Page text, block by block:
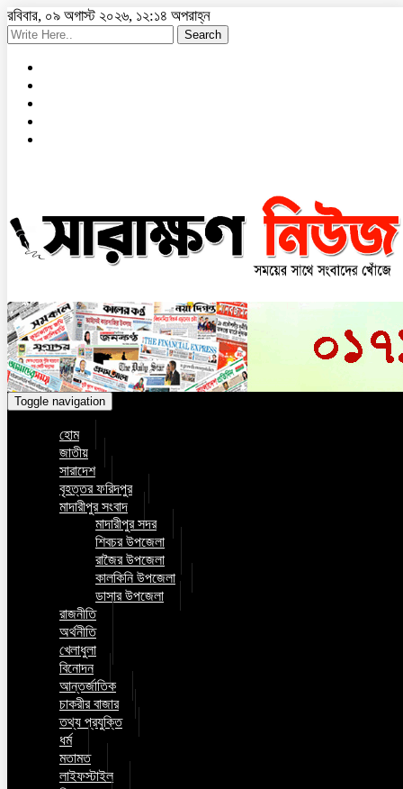
রবিবার, ০৯ অগাস্ট ২০২৬, ১২:১৪ অপরাহ্ন
Search
Toggle navigation
হোম
জাতীয়
সারাদেশ
বৃহত্তর ফরিদপুর
মাদারীপুর সংবাদ
মাদারীপুর সদর
শিবচর উপজেলা
রাজৈর উপজেলা
কালকিনি উপজেলা
ডাসার উপজেলা
রাজনীতি
অর্থনীতি
খেলাধুলা
বিনোদন
আন্তর্জাতিক
চাকরীর বাজার
তথ্য প্রযুক্তি
ধর্ম
মতামত
লাইফস্টাইল